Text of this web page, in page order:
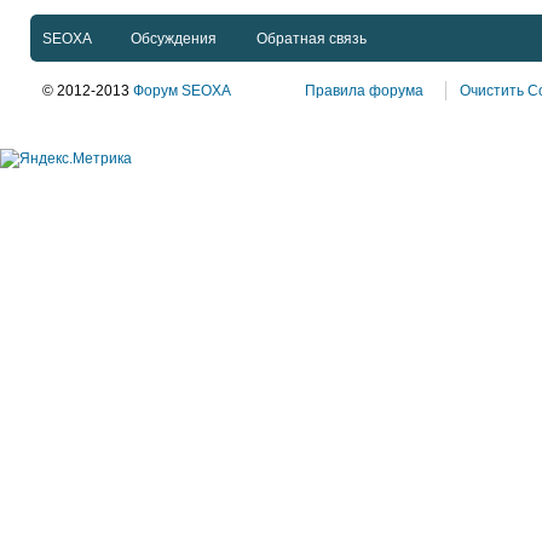
SEOXA Обсуждения Обратная связь
© 2012-2013 Форум SEOXA Правила форума Очистить